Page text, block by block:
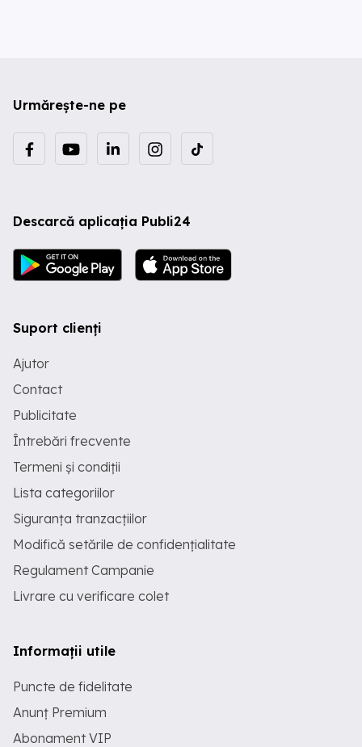
Urmărește-ne pe
Descarcă aplicația Publi24
Suport clienți
Ajutor
Contact
Publicitate
Întrebări frecvente
Termeni și condiții
Lista categoriilor
Siguranța tranzacțiilor
Modifică setările de confidențialitate
Regulament Campanie
Livrare cu verificare colet
Informații utile
Puncte de fidelitate
Anunț Premium
Abonament VIP